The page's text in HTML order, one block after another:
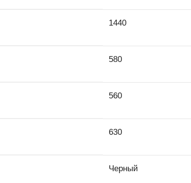
1440
580
560
630
Черный